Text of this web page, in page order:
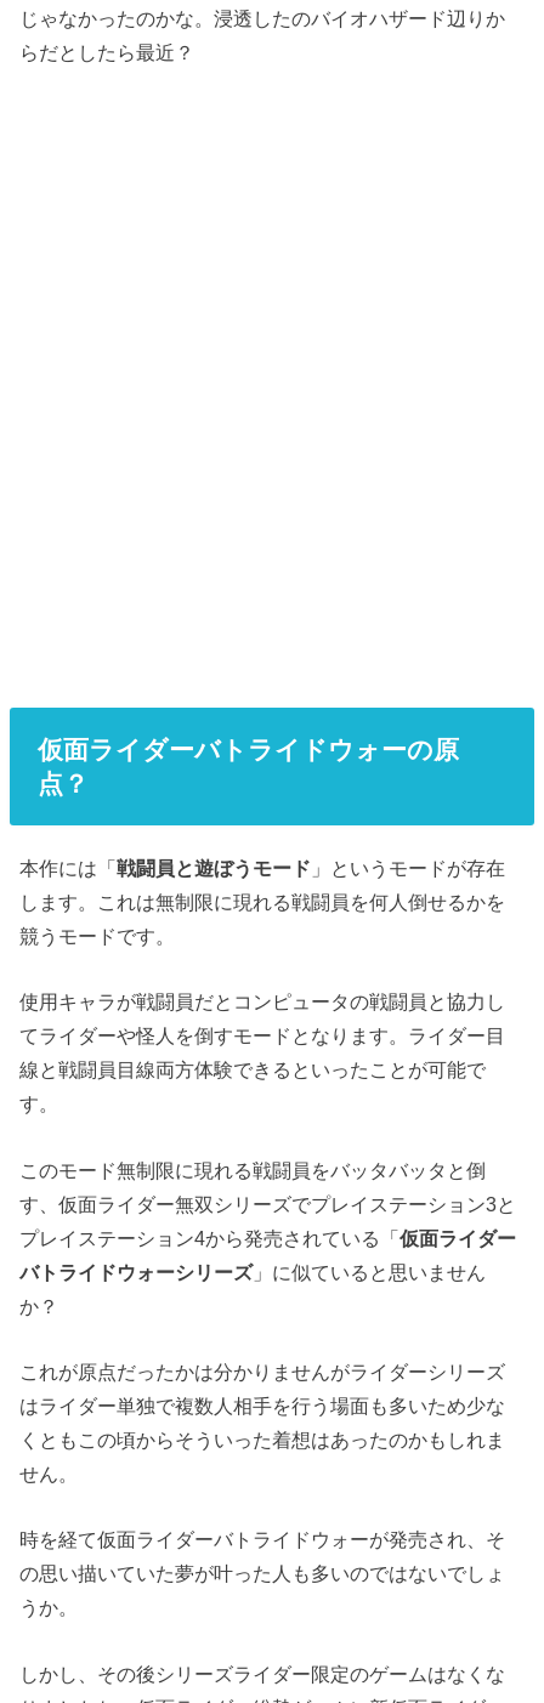
じゃなかったのかな。浸透したのバイオハザード辺りか
らだとしたら最近？
仮面ライダーバトライドウォーの原
点？
本作には「戦闘員と遊ぼうモード 」というモードが存在
します。これは無制限に現れる戦闘員を何人倒せるかを
競うモードです。
使用キャラが戦闘員だとコンピュータの戦闘員と協力し
てライダーや怪人を倒すモードとなります。ライダー目
線と戦闘員目線両方体験できるといったことが可能で
す。
このモード無制限に現れる戦闘員をバッタバッタと倒
す、仮面ライダー無双シリーズでプレイステーション3と
プレイステーション4から発売されている「仮面ライダー
バトライドウォーシリーズ」に似ていると思いません
か？
これが原点だったかは分かりませんがライダーシリーズ
はライダー単独で複数人相手を行う場面も多いため少な
くともこの頃からそういった着想はあったのかもしれま
せん。
時を経て仮面ライダーバトライドウォーが発売され、そ
の思い描いていた夢が叶った人も多いのではないでしょ
うか。
しかし、その後シリーズライダー限定のゲームはなくな